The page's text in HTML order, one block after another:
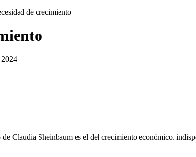
de crecimiento
2024
Claudia Sheinbaum es el del crecimiento económico,